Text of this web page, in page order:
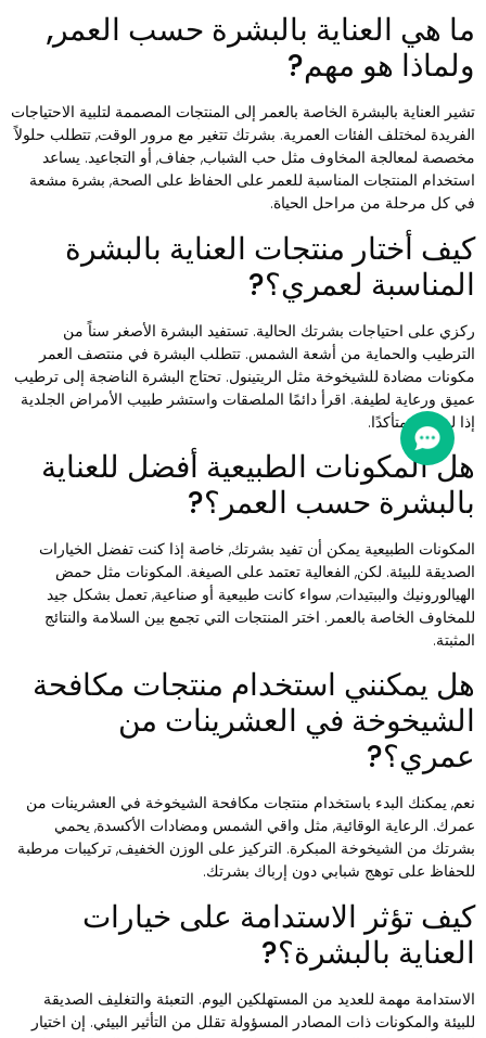
هي العناية بالبشرة حسب العمر,
هو مهم?
العناية بالبشرة الخاصة بالعمر إلى المنتجات المصممة لتلبية الاحتياجات
لمختلف الفئات العمرية. بشرتك تتغير مع مرور الوقت, تتطلب حلولاً
لمعالجة المخاوف مثل حب الشباب, جفاف, أو التجاعيد. يساعد
المنتجات المناسبة للعمر على الحفاظ على الصحة, بشرة مشعة
كل مرحلة من مراحل الحياة.
أختار منتجات العناية بالبشرة
لعمري؟?
على احتياجات بشرتك الحالية. تستفيد البشرة الأصغر سناً من
والحماية من أشعة الشمس. تتطلب البشرة في منتصف العمر
مضادة للشيخوخة مثل الريتينول. تحتاج البشرة الناضجة إلى ترطيب
ورعاية لطيفة. اقرأ دائمًا الملصقات واستشر طبيب الأمراض الجلدية
لم تكن متأكدًا.
المكونات الطبيعية أفضل للعناية
حسب العمر؟?
الطبيعية يمكن أن تفيد بشرتك, خاصة إذا كنت تفضل الخيارات
للبيئة. لكن, الفعالية تعتمد على الصيغة. المكونات مثل حمض
والببتيدات, سواء كانت طبيعية أو صناعية, تعمل بشكل جيد
الخاصة بالعمر. اختر المنتجات التي تجمع بين السلامة والنتائج
يمكنني استخدام منتجات مكافحة
في العشرينات من
يمكنك البدء باستخدام منتجات مكافحة الشيخوخة في العشرينات من
الرعاية الوقائية, مثل واقي الشمس ومضادات الأكسدة, يحمي
من الشيخوخة المبكرة. التركيز على الوزن الخفيف, تركيبات مرطبة
على توهج شبابي دون إرباك بشرتك.
تؤثر الاستدامة على خيارات
بالبشرة؟?
مهمة للعديد من المستهلكين اليوم. التعبئة والتغليف الصديقة
والمكونات ذات المصادر المسؤولة تقلل من التأثير البيئي. إن اختيار